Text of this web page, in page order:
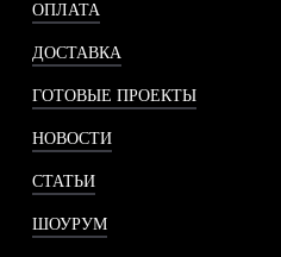
ОПЛАТА
ДОСТАВКА
ГОТОВЫЕ ПРОЕКТЫ
НОВОСТИ
СТАТЬИ
ШОУРУМ